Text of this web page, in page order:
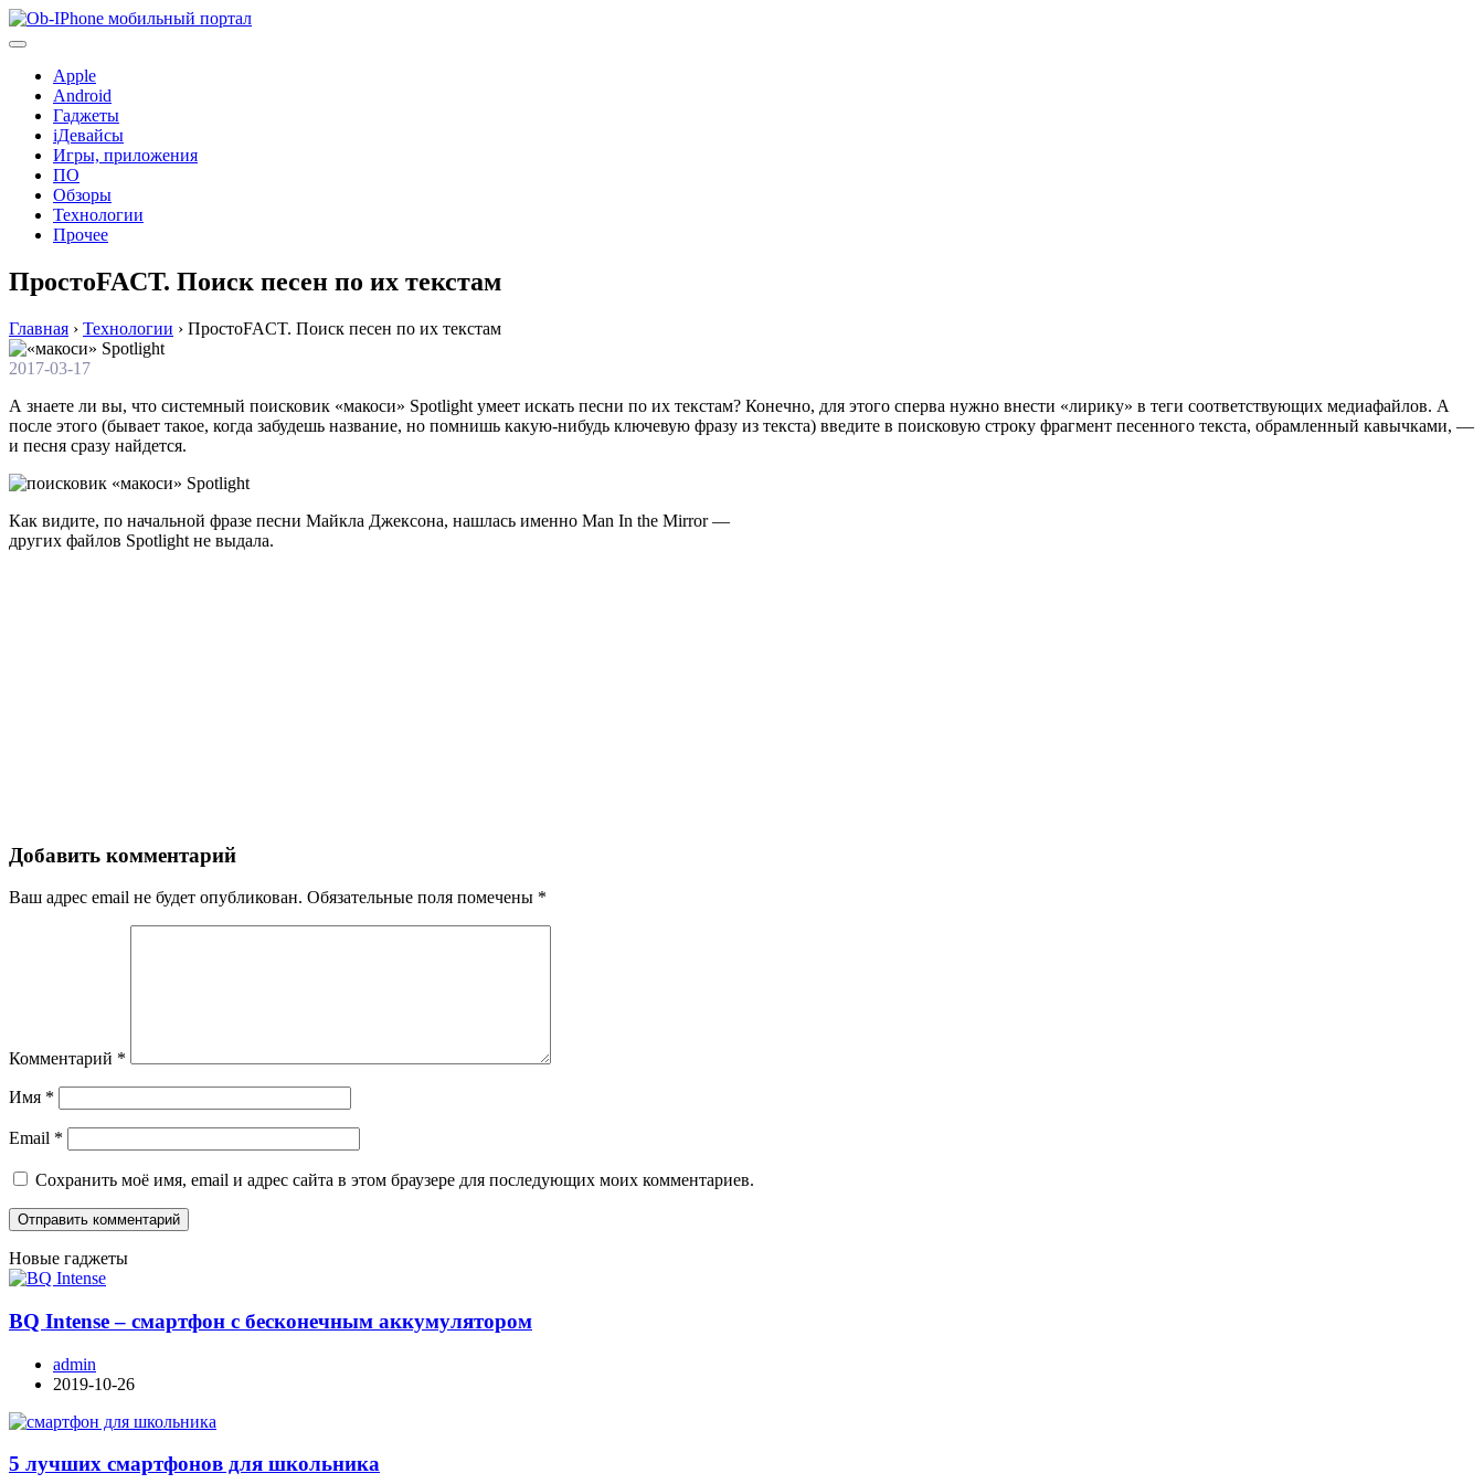
Перейти
к
Apple
Android
Гаджеты
iДевайсы
Игры, приложения
ПО
Обзоры
Технологии
Прочее
ПростоFACT. Поиск песен по их текстам
Главная › Технологии › ПростоFACT. Поиск песен по их текстам
2017-03-17
А знаете ли вы, что системный поисковик «макоси» Spotlight умеет искать песни по их текстам? Конечно, для этого сперва нужно внести «лирику» в теги соответствующих медиафайлов. А
после этого (бывает такое, когда забудешь название, но помнишь какую-нибудь ключевую фразу из текста) введите в поисковую строку фрагмент песенного текста, обрамленный кавычками, —
и песня сразу найдется.
Как видите, по начальной фразе песни Майкла Джексона, нашлась именно Man In the Mirror —
других файлов Spotlight не выдала.
Добавить комментарий
Ваш адрес email не будет опубликован. Обязательные поля помечены *
Комментарий *
Имя *
Email *
Сохранить моё имя, email и адрес сайта в этом браузере для последующих моих комментариев.
Новые гаджеты
BQ Intense – смартфон с бесконечным аккумулятором
admin
2019-10-26
5 лучших смартфонов для школьника